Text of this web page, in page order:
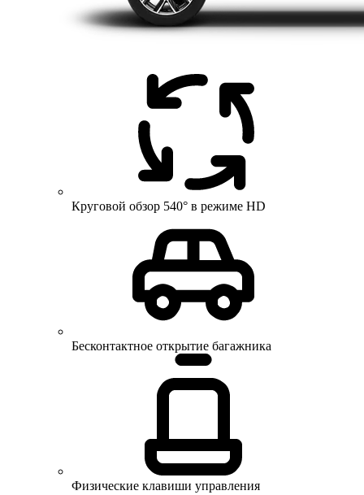
Круговой обзор 540° в режиме HD
Бесконтактное открытие багажника
Физические клавиши управления